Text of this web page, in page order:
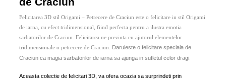
Felicitarea 3D stil Origami – Petrecere de Craciun este o felicitare in stil Origami
de iarna, cu efect tridimensional, fiind perfecta pentru a ilustra emotia
sarbatorilor de Craciun. Felicitarea ne prezinta cu ajutorul elementelor
tridimensionale o petrecere de Craciun. Daruieste o felicitare speciala de
Craciun ca magia sarbatorilor de iarna sa ajunga in sufletul celor dragi.
Aceasta colectie de felicitari 3D, va ofera ocazia sa surprindeti prin